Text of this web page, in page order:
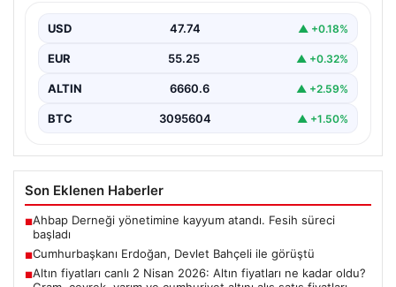
USD 47.74 ▲ +0.18%
EUR 55.25 ▲ +0.32%
ALTIN 6660.6 ▲ +2.59%
BTC 3095604 ▲ +1.50%
Son Eklenen Haberler
■Ahbap Derneği yönetimine kayyum atandı. Fesih süreci
başladı
■Cumhurbaşkanı Erdoğan, Devlet Bahçeli ile görüştü
■Altın fiyatları canlı 2 Nisan 2026: Altın fiyatları ne kadar oldu?